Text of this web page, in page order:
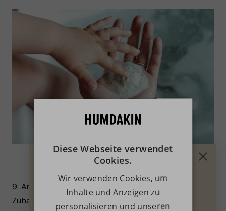
9. Angefangen hat alles mit Reinigungsmitteln für Ihr
Zuhause. Jetzt bieten wir Ihnen alles, was Sie zum
Diese Webseite verwendet
Cookies.
Wir verwenden Cookies, um
Inhalte und Anzeigen zu
personalisieren und unseren
10 % AUF DEINEN
ERSTEN EINKAUF